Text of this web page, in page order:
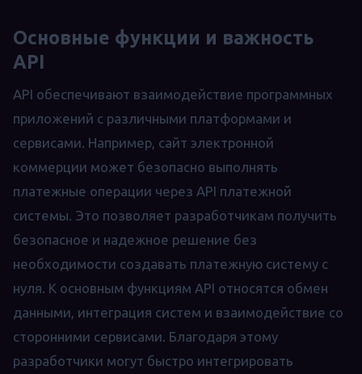
Основные функции и важность
API
API обеспечивают взаимодействие программных
приложений с различными платформами и
сервисами. Например, сайт электронной
коммерции может безопасно выполнять
платежные операции через API платежной
системы. Это позволяет разработчикам получить
безопасное и надежное решение без
необходимости создавать платежную систему с
нуля. К основным функциям API относятся обмен
данными, интеграция систем и взаимодействие со
сторонними сервисами. Благодаря этому
разработчики могут быстро интегрировать